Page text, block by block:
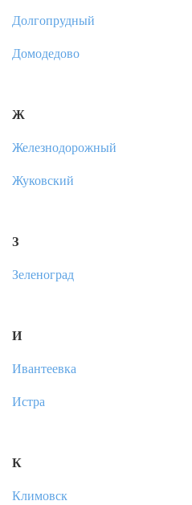
Долгопрудный
Домодедово
Ж
Железнодорожный
Жуковский
З
Зеленоград
И
Ивантеевка
Истра
К
Климовск